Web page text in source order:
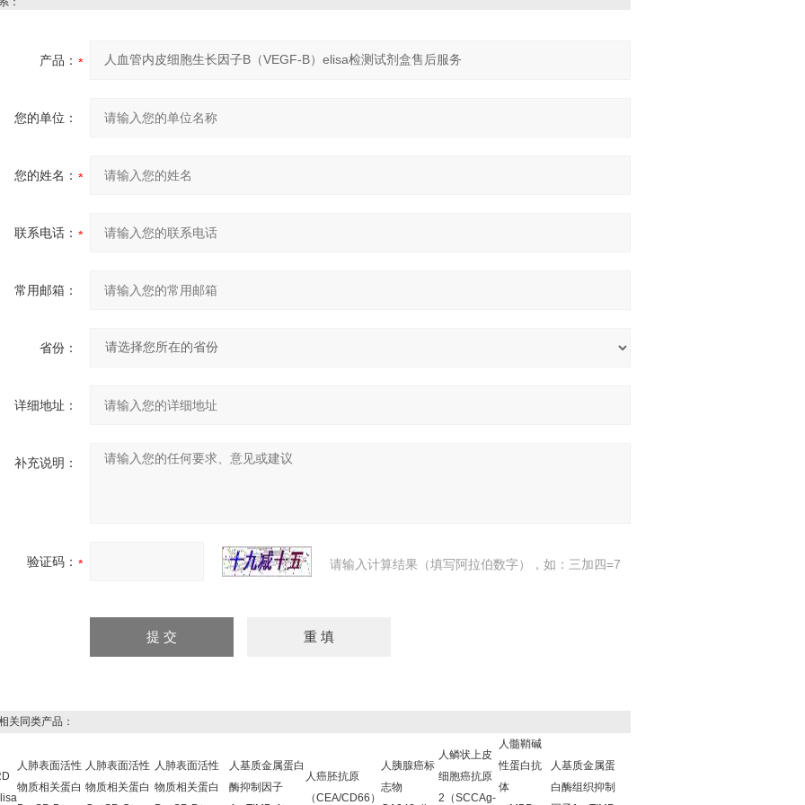
产品：
您的单位：
您的姓名：
联系电话：
常用邮箱：
省份：
详细地址：
补充说明：
验证码： 请输入计算结果（填写阿拉伯数字），如：三加四=7
同类产品：
人肺表面活性
物质相关蛋白
人肺表面活性
物质相关蛋白
人肺表面活性
物质相关蛋白
人基质金属蛋白
酶抑制因子
人癌胚抗原
（CEA/CD66）
人胰腺癌标
志物
人鳞状上皮
细胞癌抗原
2（SCCAg-
人髓鞘碱
性蛋白抗
体
人基质金属蛋
白酶组织抑制